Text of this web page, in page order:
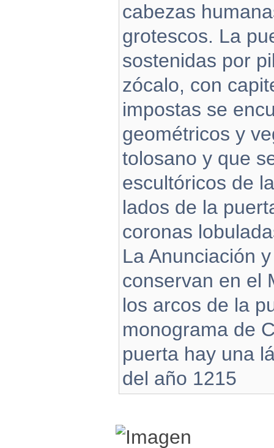
cabezas
grotescos. La
sostenidas por
zócalo, con
impostas se
geométricos y
tolosano y que
escultóricos de
lados de la
coronas
La Anunciación
conservan en el
los arcos de la
monograma de
puerta hay una
del año 1215